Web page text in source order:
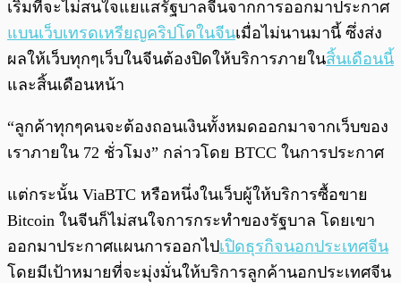
เริ่มที่จะไม่สนใจแยแสรัฐบาลจีนจากการออกมาประกาศ
แบนเว็บเทรดเหรียญคริปโตในจีนเมื่อไม่นานมานี้ ซึ่งส่ง
ผลให้เว็บทุกๆเว็บในจีนต้องปิดให้บริการภายในสิ้นเดือนนี้
และสิ้นเดือนหน้า
“ลูกค้าทุกๆคนจะต้องถอนเงินทั้งหมดออกมาจากเว็บของ
เราภายใน 72 ชั่วโมง” กล่าวโดย BTCC ในการประกาศ
แต่กระนั้น ViaBTC หรือหนึ่งในเว็บผู้ให้บริการซื้อขาย
Bitcoin ในจีนก็ไม่สนใจการกระทำของรัฐบาล โดยเขา
ออกมาประกาศแผนการออกไปเปิดธุรกิจนอกประเทศจีน
โดยมีเป้าหมายที่จะมุ่งมั่นให้บริการลูกค้านอกประเทศจีน